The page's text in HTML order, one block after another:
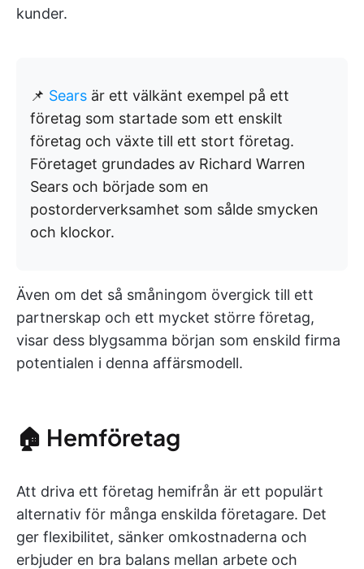
kunder.
📌 Sears är ett välkänt exempel på ett
företag som startade som ett enskilt
företag och växte till ett stort företag.
Företaget grundades av Richard Warren
Sears och började som en
postorderverksamhet som sålde smycken
och klockor.
Även om det så småningom övergick till ett
partnerskap och ett mycket större företag,
visar dess blygsamma början som enskild firma
potentialen i denna affärsmodell.
🏠 Hemföretag
Att driva ett företag hemifrån är ett populärt
alternativ för många enskilda företagare. Det
ger flexibilitet, sänker omkostnaderna och
erbjuder en bra balans mellan arbete och